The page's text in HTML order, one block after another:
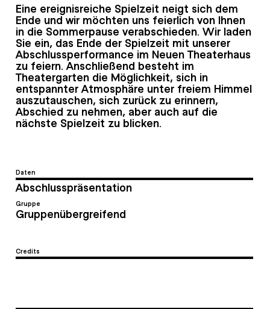
Eine ereignisreiche Spielzeit neigt sich dem
Ende und wir möchten uns feierlich von Ihnen
in die Sommerpause verabschieden. Wir laden
Sie ein, das Ende der Spielzeit mit unserer
Abschlussperformance im Neuen Theaterhaus
zu feiern. Anschließend besteht im
Theatergarten die Möglichkeit, sich in
entspannter Atmosphäre unter freiem Himmel
auszutauschen, sich zurück zu erinnern,
Abschied zu nehmen, aber auch auf die
nächste Spielzeit zu blicken.
Daten
Abschlusspräsentation
Gruppe
Gruppenübergreifend
Credits